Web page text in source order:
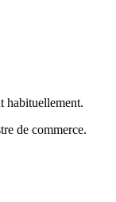
habituellement.
de commerce.